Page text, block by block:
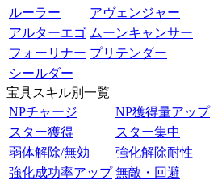
ルーラー
アヴェンジャー
アルターエゴ ムーンキャンサー
フォーリナー プリテンダー
シールダー
宝具スキル別一覧
NPチャージ
NP獲得量アップ
スター獲得
スター集中
弱体解除/無効
強化解除耐性
強化成功率アップ 無敵・回避